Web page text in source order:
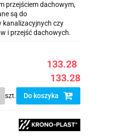
przejściem dachowym,
są do
kanalizacyjnych czy
i przejść dachowych.
133.28
133.28
szt. Do koszyka